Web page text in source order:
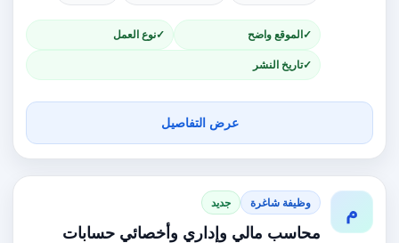
الموقع واضح نوع العمل
تاريخ النشر
عرض التفاصيل
م وظيفة شاغرة جديد
محاسب مالي وإداري وأخصائي حسابات